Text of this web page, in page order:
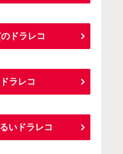
ドラレコ
ラレコ
いドラレコ